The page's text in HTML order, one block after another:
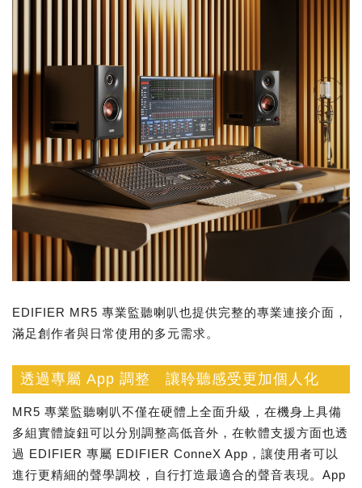
EDIFIER MR5 專業監聽喇叭也提供完整的專業連接介面，
滿足創作者與日常使用的多元需求。
透過專屬 App 調整 讓聆聽感受更加個人化
MR5 專業監聽喇叭不僅在硬體上全面升級，在機身上具備
多組實體旋鈕可以分別調整高低音外，在軟體支援方面也透
過 EDIFIER 專屬 EDIFIER ConneX App，讓使用者可以
進行更精細的聲學調校，自行打造最適合的聲音表現。App